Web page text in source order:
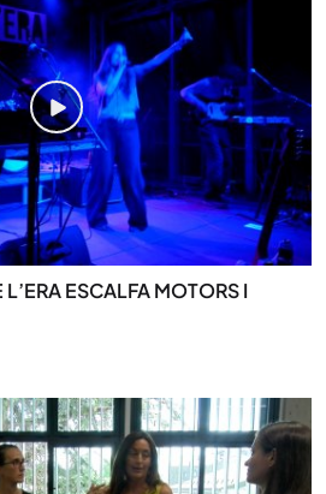
ESCALFA MOTORS I